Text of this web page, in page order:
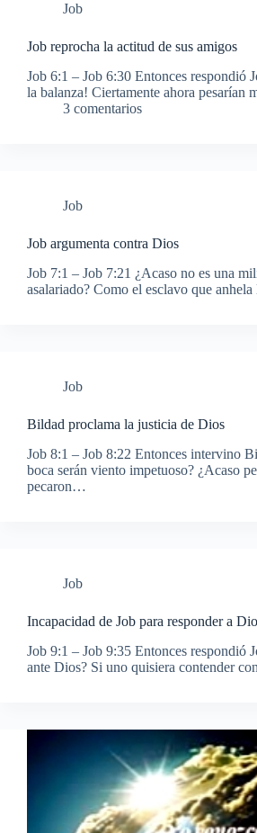
Job
Job reprocha la actitud de sus amigos
Job 6:1 – Job 6:30 Entonces respondió
la balanza! Ciertamente ahora pesarían
3 comentarios
Job
Job argumenta contra Dios
Job 7:1 – Job 7:21 ¿Acaso no es una
asalariado? Como el esclavo que
Job
Bildad proclama la justicia de Dios
Job 8:1 – Job 8:22 Entonces intervino
boca serán viento impetuoso? ¿Acaso
pecaron…
Job
Incapacidad de Job para responder a
Job 9:1 – Job 9:35 Entonces respondió
ante Dios? Si uno quisiera contender